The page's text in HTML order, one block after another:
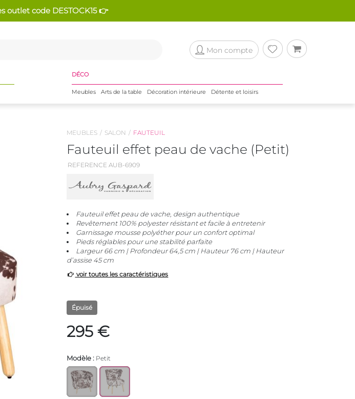
outlet code DESTOCK15 👉
Mon compte
DÉCO
Meubles Arts de la table Décoration intérieure Détente et loisirs
MEUBLES SALON FAUTEUIL
Fauteuil effet peau de vache (Petit)
REFERENCE AUB-6909
Fauteuil effet peau de vache, design authentique
Revêtement 100% polyester résistant et facile à entretenir
Garnissage mousse polyéther pour un confort optimal
Pieds réglables pour une stabilité parfaite
Largeur 66 cm | Profondeur 64,5 cm | Hauteur 76 cm | Hauteur
d’assise 45 cm
voir toutes les caractéristiques
Épuisé
295 €
Modèle : Petit